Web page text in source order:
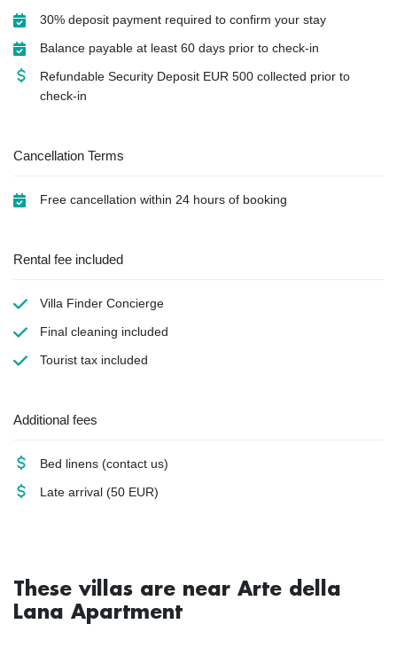
30% deposit payment required to confirm your stay
Balance payable at least 60 days prior to check-in
Refundable Security Deposit EUR 500 collected prior to
check-in
Cancellation Terms
Free cancellation within 24 hours of booking
Rental fee included
Villa Finder Concierge
Final cleaning included
Tourist tax included
Additional fees
Bed linens (contact us)
Late arrival (50 EUR)
These villas are near Arte della
Lana Apartment